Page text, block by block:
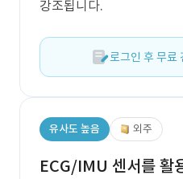
강조됩니다.
로그인 후 무료
유사도 높음 외주
ECG/IMU 센서를 활